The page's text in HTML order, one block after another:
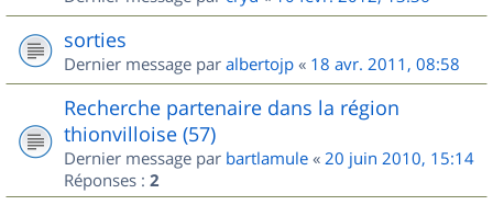
sorties
Dernier message par albertojp « 18 avr. 2011, 08:58
Recherche partenaire dans la région
thionvilloise (57)
Dernier message par bartlamule « 20 juin 2010, 15:14
Réponses : 2